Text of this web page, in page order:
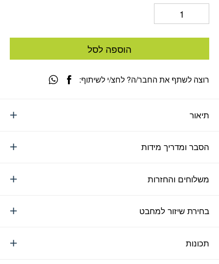
הוספה לסל
תיאור
הסבר ומדריך מידות
משלוחים והחזרות
בחירת שיזור למחבט
תכונות
רוצה לשתף את החבר/ה? לחצ/י לשיתוף: